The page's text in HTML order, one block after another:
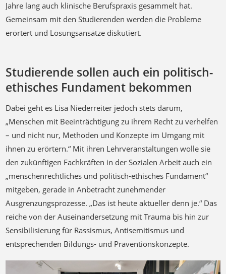
Jahre lang auch klinische Berufspraxis gesammelt hat.
Gemeinsam mit den Studierenden werden die Probleme
erörtert und Lösungsansätze diskutiert.
Studierende sollen auch ein politisch-
ethisches Fundament bekommen
Dabei geht es Lisa Niederreiter jedoch stets darum,
„Menschen mit Beeinträchtigung zu ihrem Recht zu verhelfen
– und nicht nur, Methoden und Konzepte im Umgang mit
ihnen zu erörtern.“ Mit ihren Lehrveranstaltungen wolle sie
den zukünftigen Fachkräften in der Sozialen Arbeit auch ein
„menschenrechtliches und politisch-ethisches Fundament“
mitgeben, gerade in Anbetracht zunehmender
Ausgrenzungsprozesse. „Das ist heute aktueller denn je.“ Das
reiche von der Auseinandersetzung mit Trauma bis hin zur
Sensibilisierung für Rassismus, Antisemitismus und
entsprechenden Bildungs- und Präventionskonzepte.